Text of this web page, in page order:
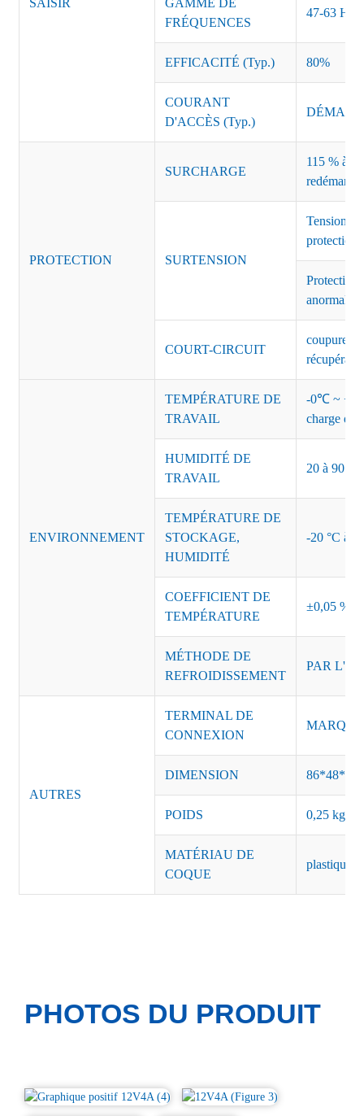
SAISIR
GAMME DE
FRÉQUENCES
47-63 Hz
EFFICACITÉ (Typ.) 80%
COURANT
D'ACCÈS (Typ.)
PROTECTION
SURCHARGE
115 % à
SURTENSION
Tension
protection
Protection
anormales
COURT-CIRCUIT
coupure
ENVIRONNEMENT
TEMPÉRATURE DE
TRAVAIL
-0℃ ~
charge de
HUMIDITÉ DE
TRAVAIL
20 à 90 %
TEMPÉRATURE DE
STOCKAGE,
HUMIDITÉ
-20 °C à
COEFFICIENT DE
TEMPÉRATURE
±0,05 %/
MÉTHODE DE
REFROIDISSEMENT
PAR
AUTRES
TERMINAL DE
CONNEXION
DIMENSION 86*48*30
POIDS 0,25 kg/
MATÉRIAU DE
COQUE
plastique
PHOTOS DU PRODUIT